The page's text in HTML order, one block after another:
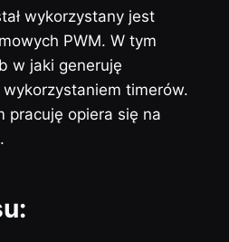
wykorzystany jest
PWM. W tym
w jaki generuję
timerów.
pracuję opiera się na